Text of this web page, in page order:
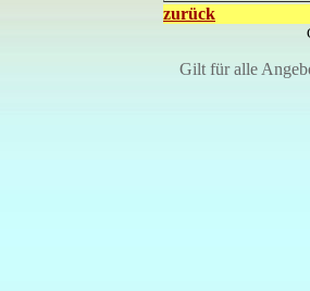
zurück
Gilt für alle